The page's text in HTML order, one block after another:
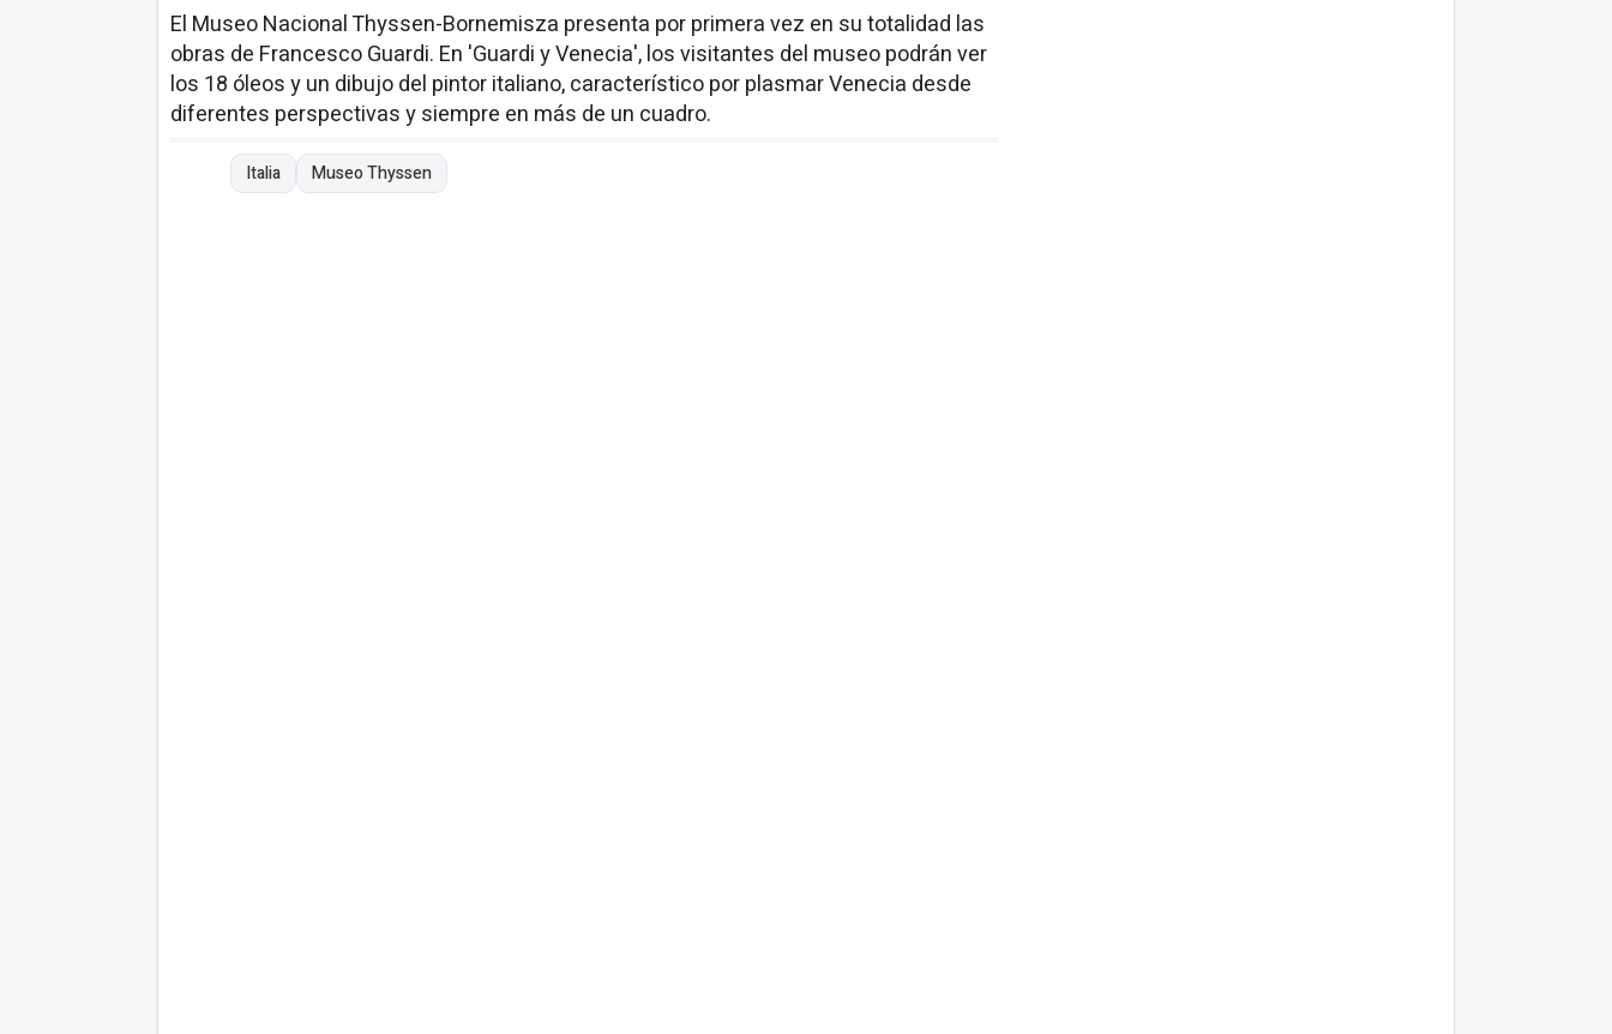
El Museo Nacional Thyssen-Bornemisza presenta por primera vez en su totalidad las
obras de Francesco Guardi. En 'Guardi y Venecia', los visitantes del museo podrán ver
los 18 óleos y un dibujo del pintor italiano, característico por plasmar Venecia desde
diferentes perspectivas y siempre en más de un cuadro.
Italia Museo Thyssen